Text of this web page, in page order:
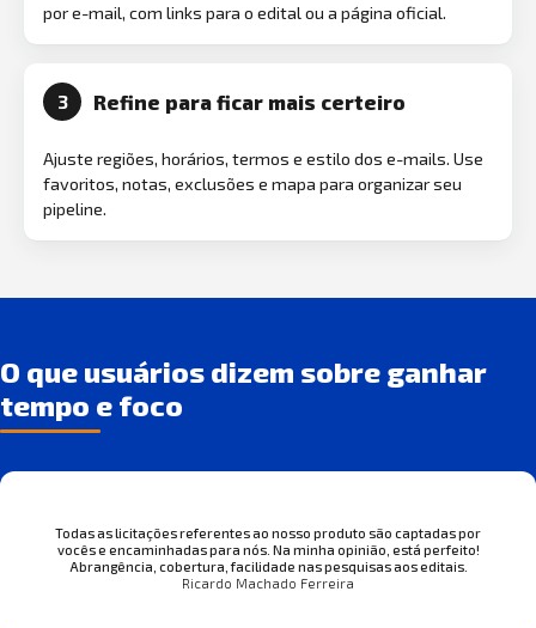
por e-mail, com links para o edital ou a página oficial.
3 Refine para ficar mais certeiro
Ajuste regiões, horários, termos e estilo dos e-mails. Use
favoritos, notas, exclusões e mapa para organizar seu
pipeline.
O que usuários dizem sobre ganhar
tempo e foco
Todas as licitações referentes ao nosso produto são captadas por
vocês e encaminhadas para nós. Na minha opinião, está perfeito!
Abrangência, cobertura, facilidade nas pesquisas aos editais.
Ricardo Machado Ferreira